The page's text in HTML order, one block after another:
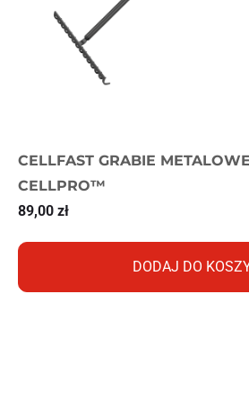
CELLFAST GRABIE
CELLPRO™
89,00 zł
DODAJ DO